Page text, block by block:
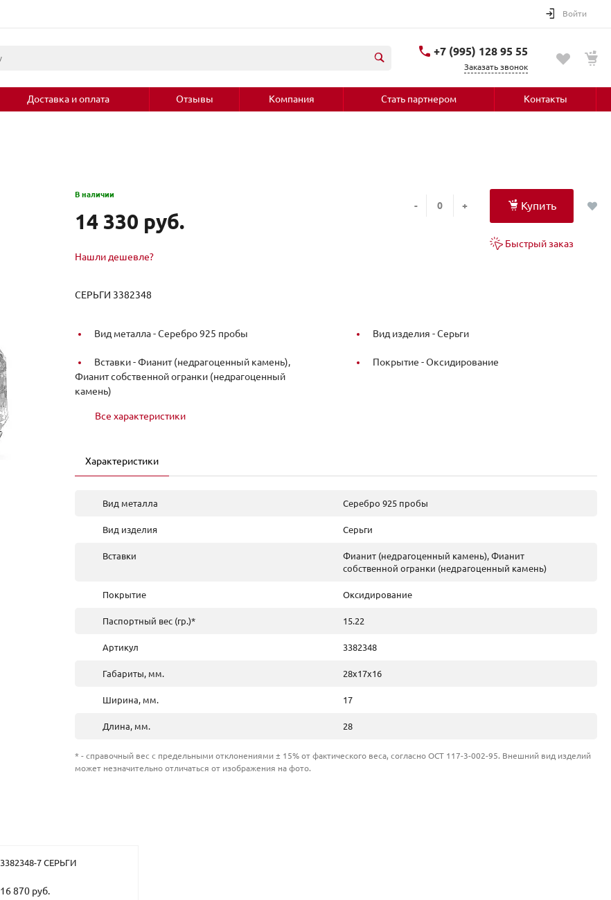
Войти
+7 (995) 128 95 55
Заказать звонок
Доставка и оплата Отзывы Компания Стать партнером Контакты
В наличии
14 330 руб.
Нашли дешевле?
- + Купить
Быстрый заказ
СЕРЬГИ 3382348
Вид металла -Серебро 925 пробы Вид изделия -Серьги
Вставки -Фианит (недрагоценный камень),
Фианит собственной огранки (недрагоценный
камень)
Покрытие -Оксидирование
Все характеристики
Характеристики
Вид металла Серебро 925 пробы
Вид изделия Серьги
Вставки
Фианит (недрагоценный камень), Фианит
собственной огранки (недрагоценный камень)
Покрытие Оксидирование
Паспортный вес (гр.)* 15.22
Артикул 3382348
Габариты, мм. 28х17х16
Ширина, мм. 17
Длина, мм. 28
* - справочный вес с предельными отклонениями ± 15% от фактического веса, согласно ОСТ 117-3-002-95. Внешний вид изделий
может незначительно отличаться от изображения на фото.
3382348-7 СЕРЬГИ
16 870 руб.